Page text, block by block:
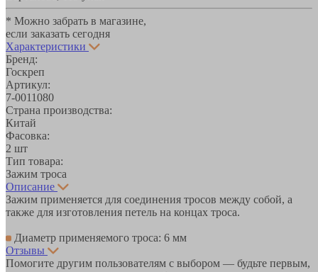
* Можно забрать в магазине,
если заказать сегодня
Характеристики
Бренд:
Госкреп
Артикул:
7-0011080
Страна производства:
Китай
Фасовка:
2 шт
Тип товара:
Зажим троса
Описание
Зажим применяется для соединения тросов между собой, а
также для изготовления петель на концах троса.
Диаметр применяемого троса: 6 мм
Отзывы
Помогите другим пользователям с выбором — будьте первым,